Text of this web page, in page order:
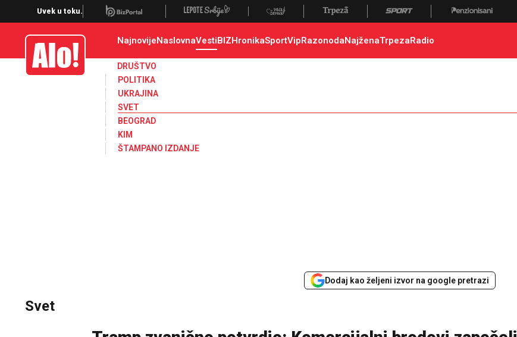
Svet, Ruske vesti, Planeta, Region
Uvek u toku.
Alo NajnovijeNaslovnaVestiBIZHronikaSportVipRazonodaNajženaTrpezaRadio
DRUŠTVO
POLITIKA
UKRAJINA
SVET
BEOGRAD
KIM
ŠTAMPANO IZDANJE
Dodaj kao željeni izvor na google pretrazi
Svet